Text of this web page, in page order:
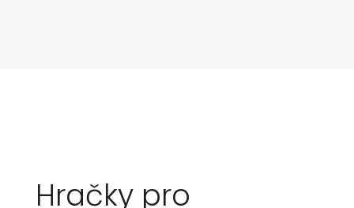
Hračky pro